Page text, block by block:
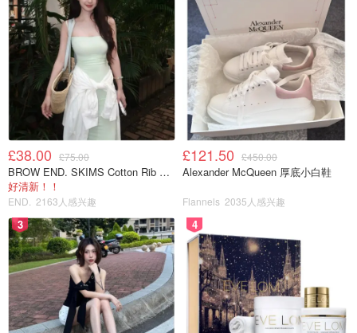
妖孽face仔 16 查看原帖
🧡 SuperClarify Cleanser 洁面乳 💰6 一款属于“清爽”型的洁
£38.00 £75.00
BROW END. SKIMS Cotton Rib 长款背心连衣裙 薄荷绿
好清新！！
END. 2163人感兴趣
£121.50 £450.00
Alexander McQueen 厚底小白鞋
Flannels 2035人感兴趣
3 4